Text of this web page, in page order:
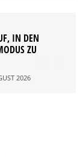
IN DEN W
ZU K
2026